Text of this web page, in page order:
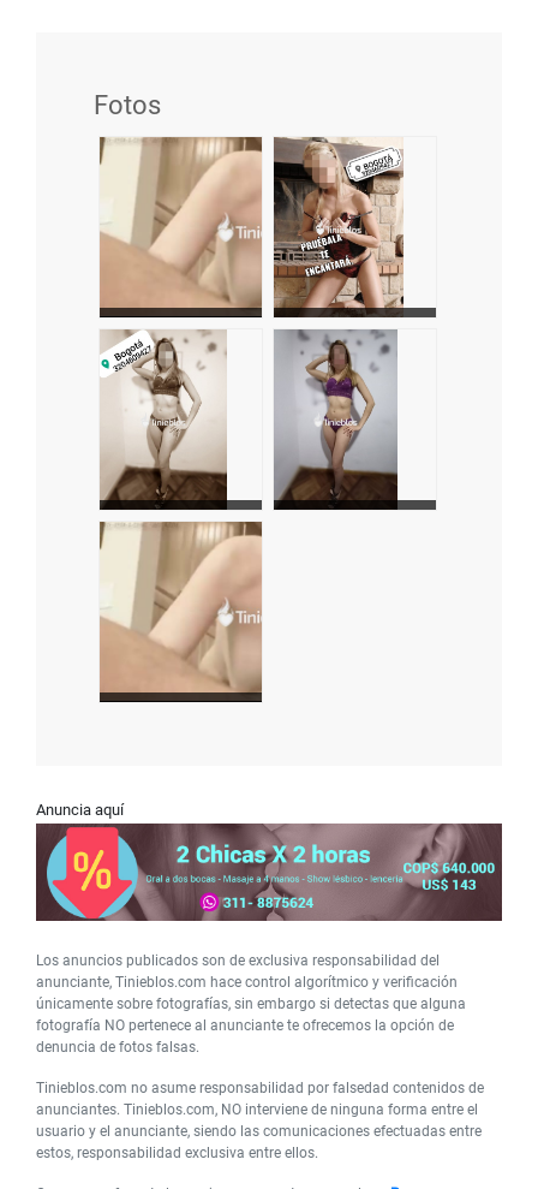
Fotos
Anuncia aquí
Los anuncios publicados son de exclusiva responsabilidad del
anunciante, Tinieblos.com hace control algorítmico y verificación
únicamente sobre fotografías, sin embargo si detectas que alguna
fotografía NO pertenece al anunciante te ofrecemos la opción de
denuncia de fotos falsas.
Tinieblos.com no asume responsabilidad por falsedad contenidos de
anunciantes. Tinieblos.com, NO interviene de ninguna forma entre el
usuario y el anunciante, siendo las comunicaciones efectuadas entre
estos, responsabilidad exclusiva entre ellos.